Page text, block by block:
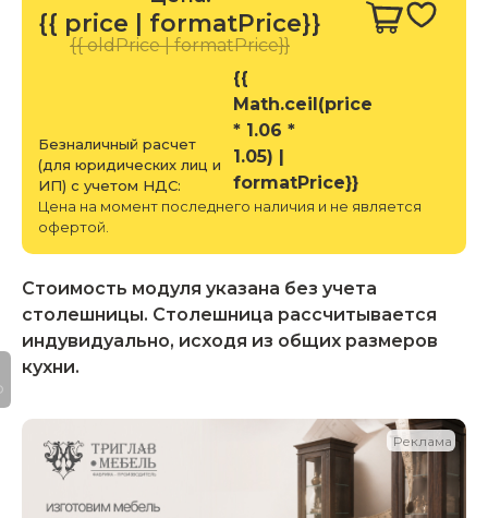
{{ price | formatPrice}}
{{ oldPrice | formatPrice}}
Безналичный расчет
(для юридических лиц и
ИП) с учетом НДС:
{{
Math.ceil(price
* 1.06 *
1.05) |
formatPrice}}
Цена на момент последнего наличия и не является
офертой.
Стоимость модуля указана без учета
столешницы. Столешница рассчитывается
индувидуально, исходя из общих размеров
кухни.
Реклама